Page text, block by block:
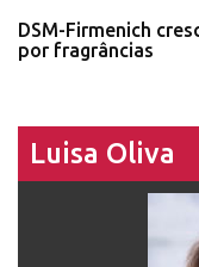
DSM-Firmenich
por fragrâncias
Luisa Oliva